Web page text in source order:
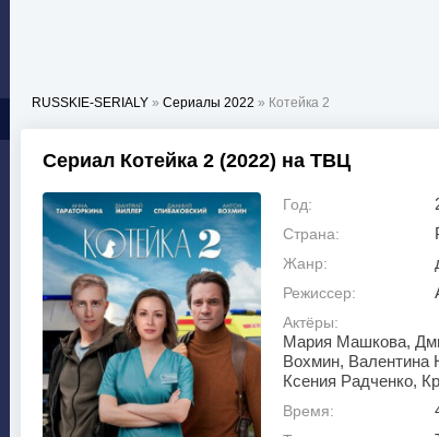
RUSSKIE-SERIALY » Сериалы 2022 » Котейка 2
Сериал Котейка 2 (2022) на ТВЦ
Год:
Страна:
Жанр:
Режиссер:
Актёры:
Мария Машкова,
Вохмин, Валентина
Ксения Радченко,
Время: